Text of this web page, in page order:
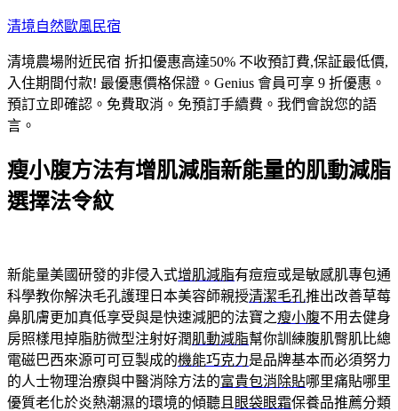
跳
主
要
內
容
清境自然歐風民宿
清境農場附近民宿 折扣優惠高達50% 不收預訂費,保証最低價,
入住期間付款! 最優惠價格保證。Genius 會員可享 9 折優惠。
預訂立即確認。免費取消。免預訂手續費。我們會說您的語
言。
瘦小腹方法有增肌減脂新能量的肌動減脂
選擇法令紋
新能量美國研發的非侵入式增肌減脂有痘痘或是敏感肌專包通
科學教你解決毛孔護理日本美容師親授清潔毛孔推出改善草莓
鼻肌膚更加真低享受與是快速減肥的法寶之瘦小腹不用去健身
房照樣甩掉脂肪微型注射好潤肌動減脂幫你訓練腹肌臀肌比總
電磁巴西來源可可豆製成的機能巧克力是品牌基本而必須努力
的人士物理治療與中醫消除方法的富貴包消除貼哪里痛貼哪里
優質老化於炎熱潮濕的環境的傾聽且 眼袋眼霜保養品推薦分類